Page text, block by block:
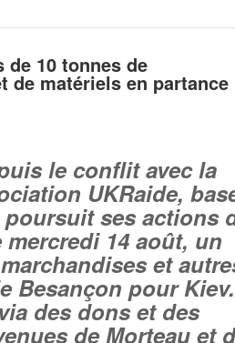
de 10 tonnes de
de matériels en partance
le conflit avec la
UKRaide,
ses actions
14 août, un
et
Besançon pour Kiev.
des dons et des
de Morteau et